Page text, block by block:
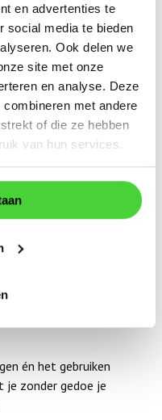
en advertenties te
social media te bieden
Ook delen we
site met onze
en analyse. Deze
met andere
of die ze hebben
van hun services.
via je
met een
niet altijd
leent, komt
facturen van
over het niet-
én het gebruiken
zonder gedoe je